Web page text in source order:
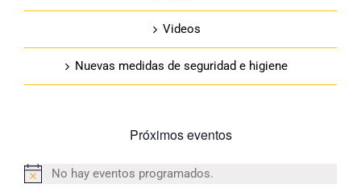
Videos
Nuevas medidas de seguridad e higiene
Próximos eventos
Aviso
No hay eventos programados.